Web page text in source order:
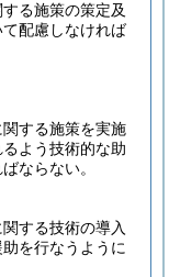
る施策の策定及
配慮しなければ
する施策を実施
よう技術的な助
ならない。
する技術の導入
を行なうように